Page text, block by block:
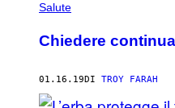
Salute
Chiedere
01.16.19DI TROY FARAH